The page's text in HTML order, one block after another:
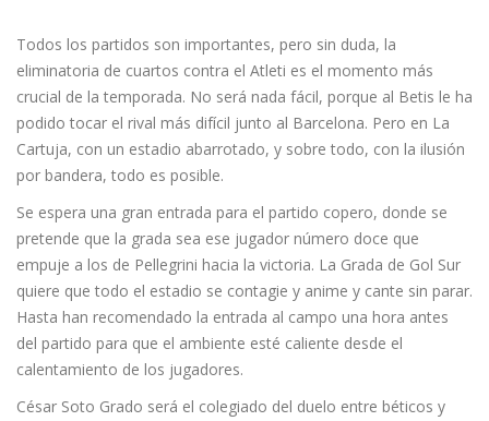
Todos los partidos son importantes, pero sin duda, la
eliminatoria de cuartos contra el Atleti es el momento más
crucial de la temporada. No será nada fácil, porque al Betis le ha
podido tocar el rival más difícil junto al Barcelona. Pero en La
Cartuja, con un estadio abarrotado, y sobre todo, con la ilusión
por bandera, todo es posible.
Se espera una gran entrada para el partido copero, donde se
pretende que la grada sea ese jugador número doce que
empuje a los de Pellegrini hacia la victoria. La Grada de Gol Sur
quiere que todo el estadio se contagie y anime y cante sin parar.
Hasta han recomendado la entrada al campo una hora antes
del partido para que el ambiente esté caliente desde el
calentamiento de los jugadores.
César Soto Grado será el colegiado del duelo entre béticos y